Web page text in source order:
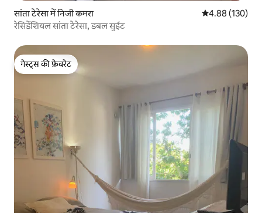
सांता टेरेसा में निजी कमरा औसत रेटिंग 5 में से
4.88 (130)
रेसिडेंशियल सांता टेरेसा, डबल सुईट
गेस्ट्स की फ़ेवरेट
गेस्ट्स की फ़ेवरेट